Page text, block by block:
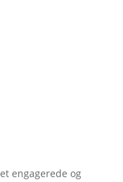
engagerede og